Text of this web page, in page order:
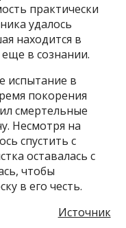
практически
удалось
находится в
в сознании.
испытание в
покорения
смертельные
Несмотря на
спустить с
оставалась с
чтобы
в его честь.
Источник